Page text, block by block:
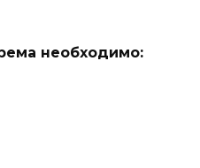
необходимо: